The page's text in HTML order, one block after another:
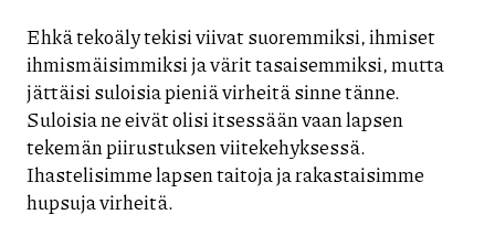
Ehkä tekoäly tekisi viivat suoremmiksi, ihmiset
ihmismäisimmiksi ja värit tasaisemmiksi, mutta
jättäisi suloisia pieniä virheitä sinne tänne.
Suloisia ne eivät olisi itsessään vaan lapsen
tekemän piirustuksen viitekehyksessä.
Ihastelisimme lapsen taitoja ja rakastaisimme
hupsuja virheitä.